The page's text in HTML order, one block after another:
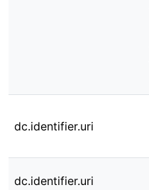
dc.identifier.uri
dc.identifier.uri